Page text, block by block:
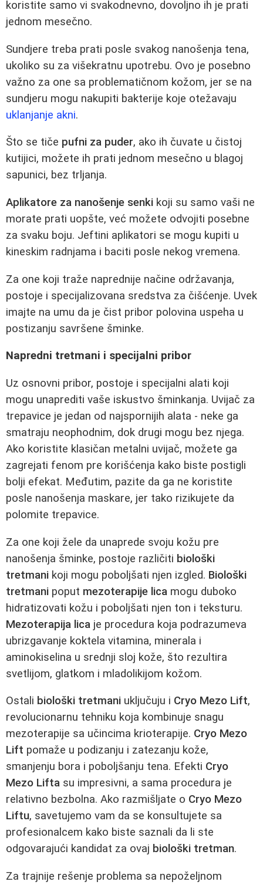
koristite samo vi svakodnevno, dovoljno ih je prati
jednom mesečno.
Sundjere treba prati posle svakog nanošenja tena,
ukoliko su za višekratnu upotrebu. Ovo je posebno
važno za one sa problematičnom kožom, jer se na
sundjeru mogu nakupiti bakterije koje otežavaju
uklanjanje akni.
Što se tiče pufni za puder, ako ih čuvate u čistoj
kutijici, možete ih prati jednom mesečno u blagoj
sapunici, bez trljanja.
Aplikatore za nanošenje senki koji su samo vaši ne
morate prati uopšte, već možete odvojiti posebne
za svaku boju. Jeftini aplikatori se mogu kupiti u
kineskim radnjama i baciti posle nekog vremena.
Za one koji traže naprednije načine održavanja,
postoje i specijalizovana sredstva za čišćenje. Uvek
imajte na umu da je čist pribor polovina uspeha u
postizanju savršene šminke.
Napredni tretmani i specijalni pribor
Uz osnovni pribor, postoje i specijalni alati koji
mogu unaprediti vaše iskustvo šminkanja. Uvijač za
trepavice je jedan od najspornijih alata - neke ga
smatraju neophodnim, dok drugi mogu bez njega.
Ako koristite klasičan metalni uvijač, možete ga
zagrejati fenom pre korišćenja kako biste postigli
bolji efekat. Međutim, pazite da ga ne koristite
posle nanošenja maskare, jer tako rizikujete da
polomite trepavice.
Za one koji žele da unaprede svoju kožu pre
nanošenja šminke, postoje različiti biološki
tretmani koji mogu poboljšati njen izgled. Biološki
tretmani poput mezoterapije lica mogu duboko
hidratizovati kožu i poboljšati njen ton i teksturu.
Mezoterapija lica je procedura koja podrazumeva
ubrizgavanje koktela vitamina, minerala i
aminokiselina u srednji sloj kože, što rezultira
svetlijom, glatkom i mladolikijom kožom.
Ostali biološki tretmani uključuju i Cryo Mezo Lift,
revolucionarnu tehniku koja kombinuje snagu
mezoterapije sa učincima krioterapije. Cryo Mezo
Lift pomaže u podizanju i zatezanju kože,
smanjenju bora i poboljšanju tena. Efekti Cryo
Mezo Lifta su impresivni, a sama procedura je
relativno bezbolna. Ako razmišljate o Cryo Mezo
Liftu, savetujemo vam da se konsultujete sa
profesionalcem kako biste saznali da li ste
odgovarajući kandidat za ovaj biološki tretman.
Za trajnije rešenje problema sa nepoželjnom